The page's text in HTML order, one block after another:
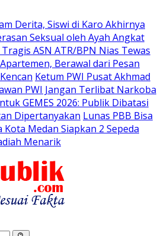
Derita, Siswi di Karo Akhirnya
Seksual oleh Ayah Angkat
ASN ATR/BPN Nias Tewas
Berawal dari Pesan
Ketum PWI Pusat Akhmad
PWI Jangan Terlibat Narkoba
GEMES 2026: Publik Dibatasi
Dipertanyakan Lunas PBB Bisa
Medan Siapkan 2 Sepeda
Menarik